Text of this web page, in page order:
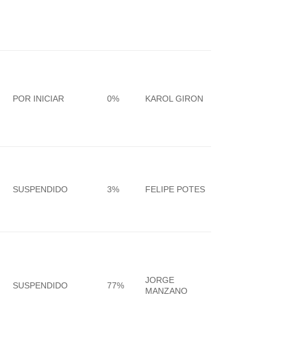
POR INICIAR 0% KAROL GIRON
SUSPENDIDO 3% FELIPE POTES
SUSPENDIDO 77%
JORGE
MANZANO